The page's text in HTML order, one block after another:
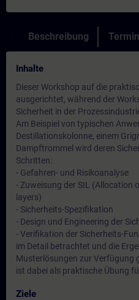
Beschreibung
Inhalte
Dieser Workshop auf die
ausgerichtet, während der
Sicherheit in der
Am Beispiel von typischen
Destillationskolonne, einem
Dampftrommel wird deren
Schritten:
- Gefahren- und Risikoanalyse
- Zuweisung der SIL
layers)
- Sicherheits-Spezifikation
- Design und Engineering der
- Verifikation der Sicherheits-
im Detail betrachtet und die
Musterlösungen zur Verfügung
ist dabei als praktische Übung
Ziele